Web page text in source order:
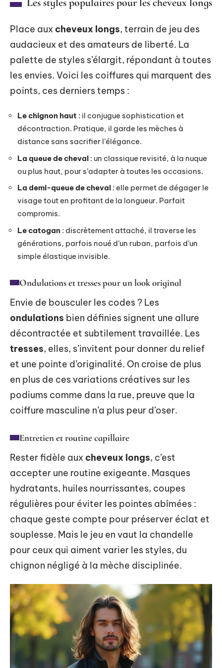
Place aux cheveux longs, terrain de jeu des
audacieux et des amateurs de liberté. La
palette de styles s’élargit, répondant à toutes
les envies. Voici les coiffures qui marquent des
points, ces derniers temps :
Le chignon haut : il conjugue sophistication et
décontraction. Pratique, il garde les mèches à
distance sans sacrifier l’élégance.
La queue de cheval : un classique revisité, à la nuque
ou plus haut, pour s’adapter à toutes les occasions.
La demi-queue de cheval : elle permet de dégager le
visage tout en profitant de la longueur. Parfait
compromis.
Le catogan : discrètement attaché, il traverse les
générations, parfois noué d’un ruban, parfois d’un
simple élastique invisible.
Ondulations et tresses pour un look original
Envie de bousculer les codes ? Les
ondulations bien définies signent une allure
décontractée et subtilement travaillée. Les
tresses, elles, s’invitent pour donner du relief
et une pointe d’originalité. On croise de plus
en plus de ces variations créatives sur les
podiums comme dans la rue, preuve que la
coiffure masculine n’a plus peur d’oser.
Entretien et routine capillaire
Rester fidèle aux cheveux longs, c’est
accepter une routine exigeante. Masques
hydratants, huiles nourrissantes, coupes
régulières pour éviter les pointes abîmées :
chaque geste compte pour préserver éclat et
souplesse. Mais le jeu en vaut la chandelle
pour ceux qui aiment varier les styles, du
chignon négligé à la mèche disciplinée.